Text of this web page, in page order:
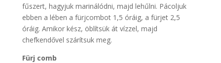
fűszert, hagyjuk marinálódni, majd lehűlni. Pácoljuk
ebben a lében a fürjcombot 1,5 óráig, a fürjet 2,5
óráig. Amikor kész, öblítsük át vízzel, majd
chefkendővel szárítsuk meg.
Fürj comb